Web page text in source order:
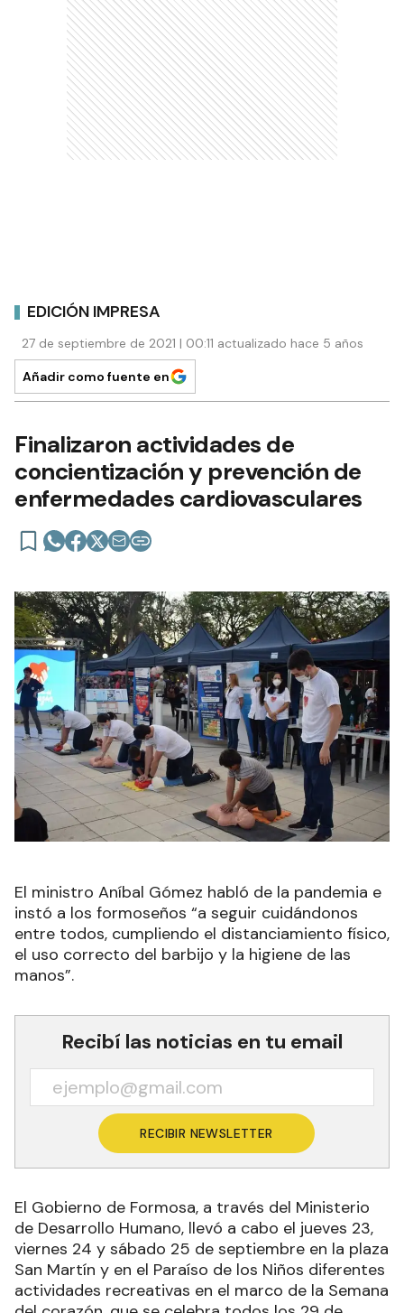
EDICIÓN IMPRESA
27 de septiembre de 2021 | 00:11 actualizado hace 5 años
Añadir como fuente en
Finalizaron actividades de
concientización y prevención de
enfermedades cardiovasculares
El ministro Aníbal Gómez habló de la pandemia e
instó a los formoseños “a seguir cuidándonos
entre todos, cumpliendo el distanciamiento físico,
el uso correcto del barbijo y la higiene de las
manos”.
Recibí las noticias en tu email
RECIBIR NEWSLETTER
El Gobierno de Formosa, a través del Ministerio
de Desarrollo Humano, llevó a cabo el jueves 23,
viernes 24 y sábado 25 de septiembre en la plaza
San Martín y en el Paraíso de los Niños diferentes
actividades recreativas en el marco de la Semana